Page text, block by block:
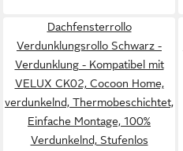
Dachfensterrollo
Verdunklungsrollo Schwarz -
Verdunklung - Kompatibel mit
VELUX CK02, Cocoon Home,
verdunkelnd, Thermobeschichtet,
Einfache Montage, 100%
Verdunkelnd, Stufenlos